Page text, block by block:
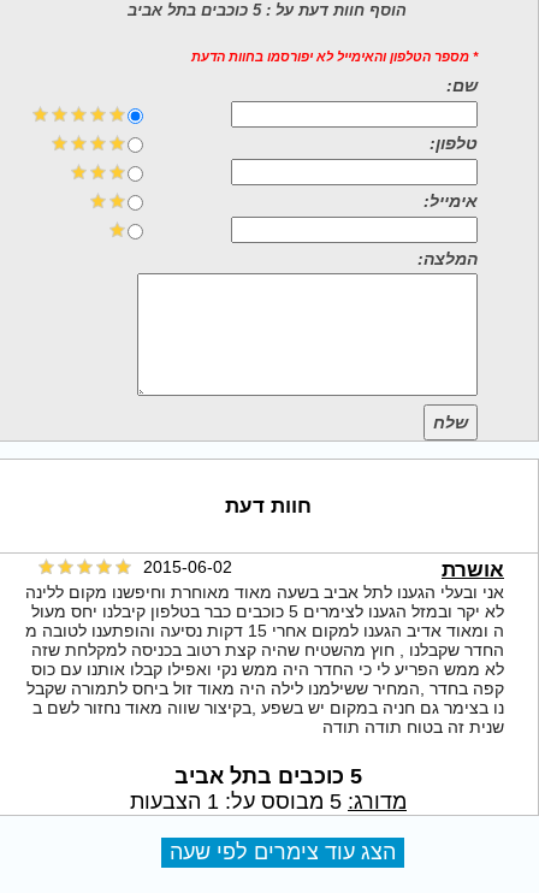
הוסף חוות דעת על : 5 כוכבים בתל אביב
* מספר הטלפון והאימייל לא יפורסמו בחוות הדעת
שם:
טלפון:
אימייל:
המלצה:
שלח
חוות דעת
אושרת
2015-06-02
אני ובעלי הגענו לתל אביב בשעה מאוד מאוחרת וחיפשנו מקום ללינה
לא יקר ובמזל הגענו לצימרים 5 כוכבים כבר בטלפון קיבלנו יחס מעול
ה ומאוד אדיב הגענו למקום אחרי 15 דקות נסיעה והופתענו לטובה מ
החדר שקבלנו , חוץ מהשטיח שהיה קצת רטוב בכניסה למקלחת שזה
לא ממש הפריע לי כי החדר היה ממש נקי ואפילו קבלו אותנו עם כוס
קפה בחדר ,המחיר ששילמנו לילה היה מאוד זול ביחס לתמורה שקבל
נו בצימר גם חניה במקום יש בשפע ,בקיצור שווה מאוד נחזור לשם ב
שנית זה בטוח תודה תודה
5 כוכבים בתל אביב
מדורג: 5 מבוסס על: 1 הצבעות
הצג עוד צימרים לפי שעה